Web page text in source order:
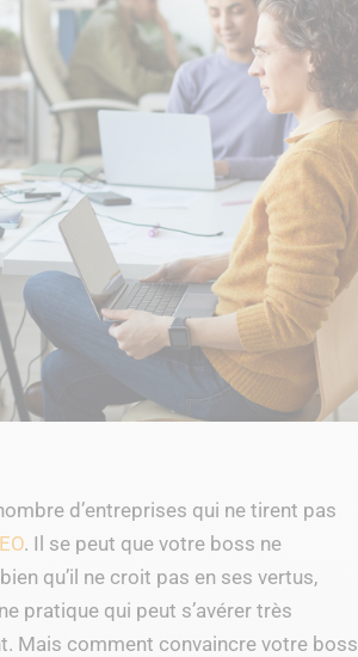
d’entreprises qui ne tirent pas
. Il se peut que votre boss ne
qu’il ne croit pas en ses vertus,
pratique qui peut s’avérer très
Mais comment convaincre votre boss